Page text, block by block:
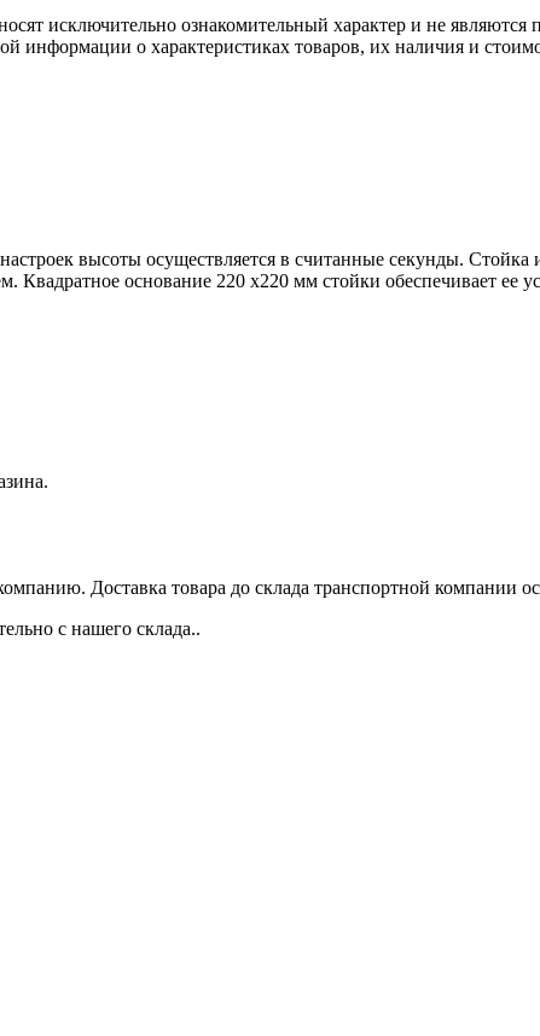
исключительно ознакомительный характер и не
информации о характеристиках товаров, их наличия и
высоты осуществляется в считанные секунды. Стойка
основание 220 x220 мм стойки обеспечивает ее
Доставка товара до склада транспортной компании
с нашего склада..